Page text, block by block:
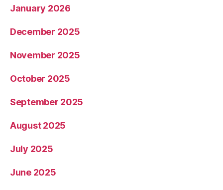
January 2026
December 2025
November 2025
October 2025
September 2025
August 2025
July 2025
June 2025